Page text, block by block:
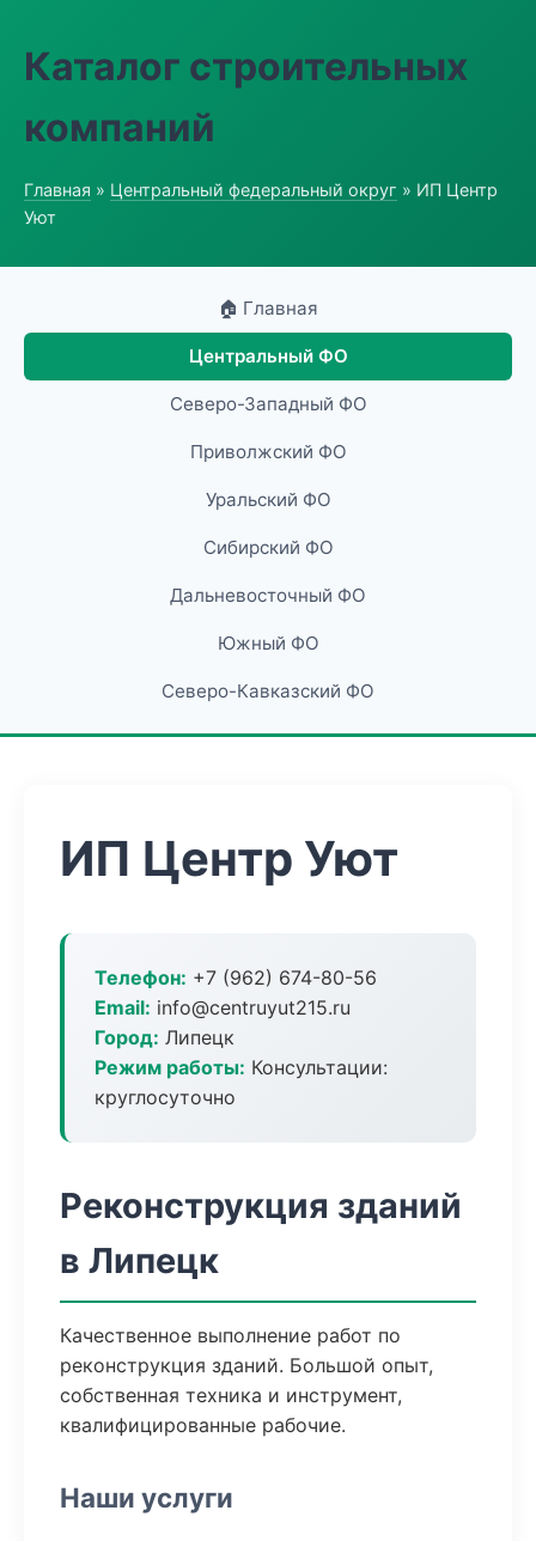
Каталог строительных
компаний
Главная » Центральный федеральный округ » ИП Центр
Уют
🏠 Главная
Центральный ФО
Северо-Западный ФО
Приволжский ФО
Уральский ФО
Сибирский ФО
Дальневосточный ФО
Южный ФО
Северо-Кавказский ФО
ИП Центр Уют
Телефон: +7 (962) 674-80-56
Email: info@centruyut215.ru
Город: Липецк
Режим работы: Консультации:
круглосуточно
Реконструкция зданий
в Липецк
Качественное выполнение работ по
реконструкция зданий. Большой опыт,
собственная техника и инструмент,
квалифицированные рабочие.
Наши услуги